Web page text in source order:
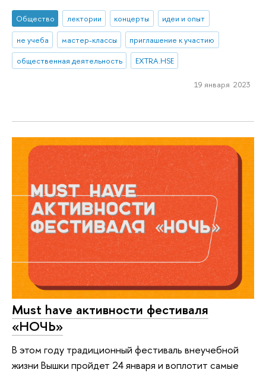
Общество лектории концерты
идеи и опыт
не учеба
мастер-классы
приглашение к участию
общественная деятельность
EXTRA.HSE
19 января 2023
Must have активности фестиваля
«НОЧЬ»
В этом году традиционный фестиваль внеучебной
жизни Вышки пройдет 24 января и воплотит самые